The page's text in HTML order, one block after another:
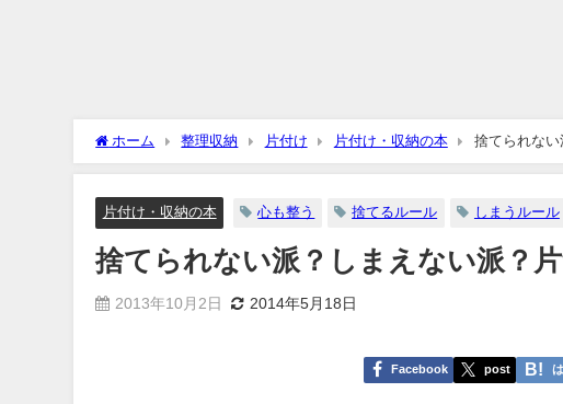
ホーム 整理収納 片付け 片付け・収納の本 捨てられな
片付け・収納の本 心も整う 捨てるルール しまうルール
捨てられない派？しまえない派？
2013年10月2日 2014年5月18日
Facebook post